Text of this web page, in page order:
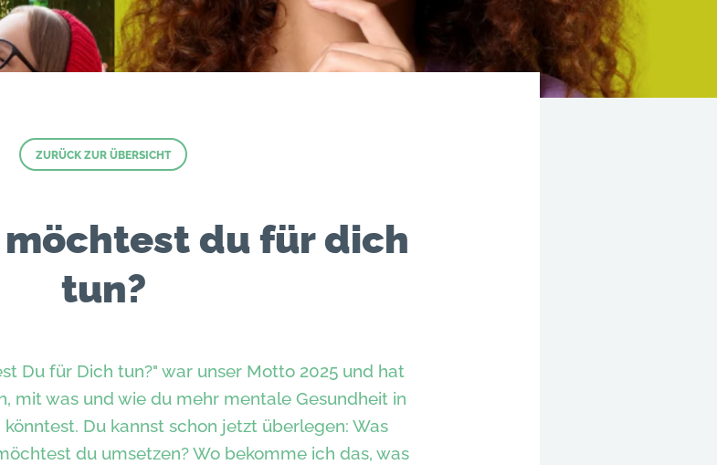
ZURÜCK ZUR ÜBERSICHT
du für dich
tun?
Du für Dich tun?" war unser Motto 2025 und hat
mit was und wie du mehr mentale Gesundheit in
Du kannst schon jetzt überlegen: Was
du umsetzen? Wo bekomme ich das, was